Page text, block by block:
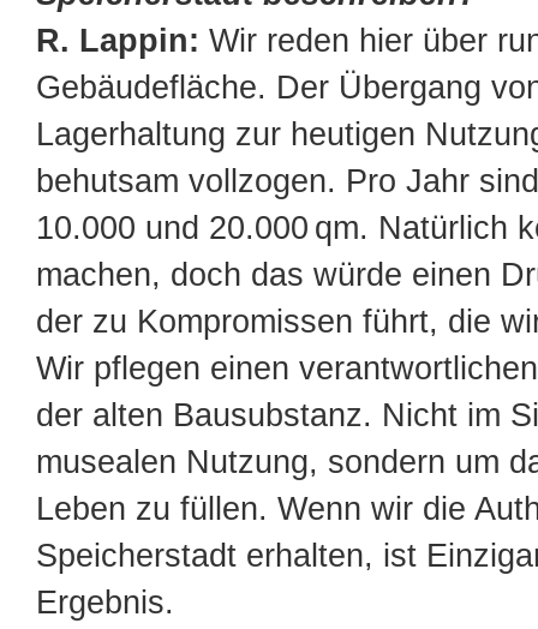
R. Lappin: Wir reden hier über
Gebäudefläche. Der Übergang
Lagerhaltung zur heutigen
behutsam vollzogen. Pro Jahr
10.000 und 20.000 qm. Natürlich
machen, doch das würde einen
der zu Kompromissen führt, die
Wir pflegen einen
der alten Bausubstanz. Nicht im
musealen Nutzung, sondern um
Leben zu füllen. Wenn wir die
Speicherstadt erhalten, ist
Ergebnis.